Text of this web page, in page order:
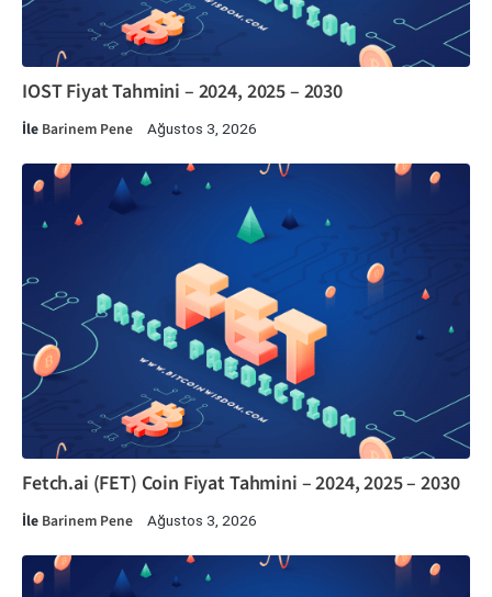
IOST Fiyat Tahmini – 2024, 2025 – 2030
İle Barinem Pene Ağustos 3, 2026
Fetch.ai (FET) Coin Fiyat Tahmini – 2024, 2025 – 2030
İle Barinem Pene Ağustos 3, 2026